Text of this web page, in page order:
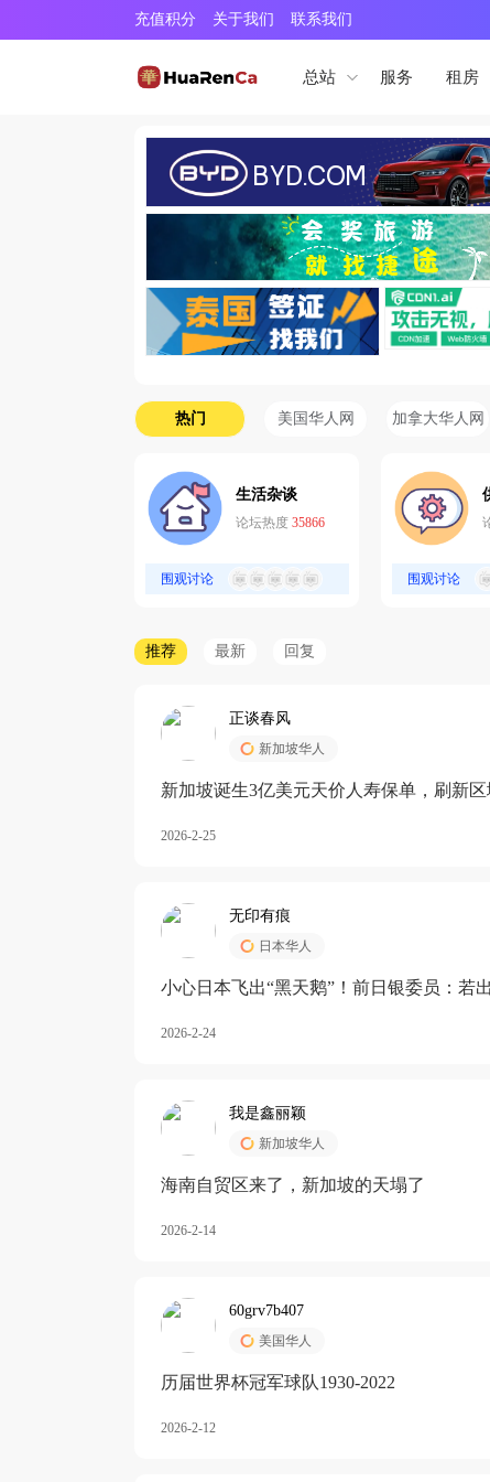
充值积分 关于我们 联系我们
总站 服务 租房
热门 美国华人网 加拿大华人网
生活杂谈
论坛热度 35866
围观讨论 围观讨论
推荐 最新 回复
正谈春风
新加坡华人
新加坡诞生3亿美元天价人寿保单，刷新
2026-2-25
无印有痕
日本华人
小心日本飞出“黑天鹅”！前日银委员：若
2026-2-24
我是鑫丽颖
新加坡华人
海南自贸区来了，新加坡的天塌了
2026-2-14
60grv7b407
美国华人
历届世界杯冠军球队1930-2022
2026-2-12